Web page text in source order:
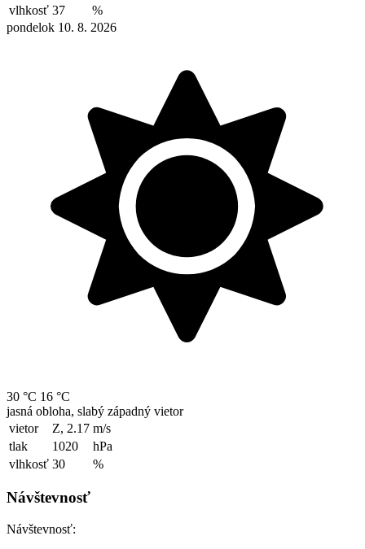
vlhkosť 37
%
pondelok 10. 8. 2026
30 °C 16 °C
jasná obloha, slabý západný vietor
vietor
Z, 2.17 m/s
tlak
1020
hPa
vlhkosť 30 %
Návštevnosť
Návštevnosť: